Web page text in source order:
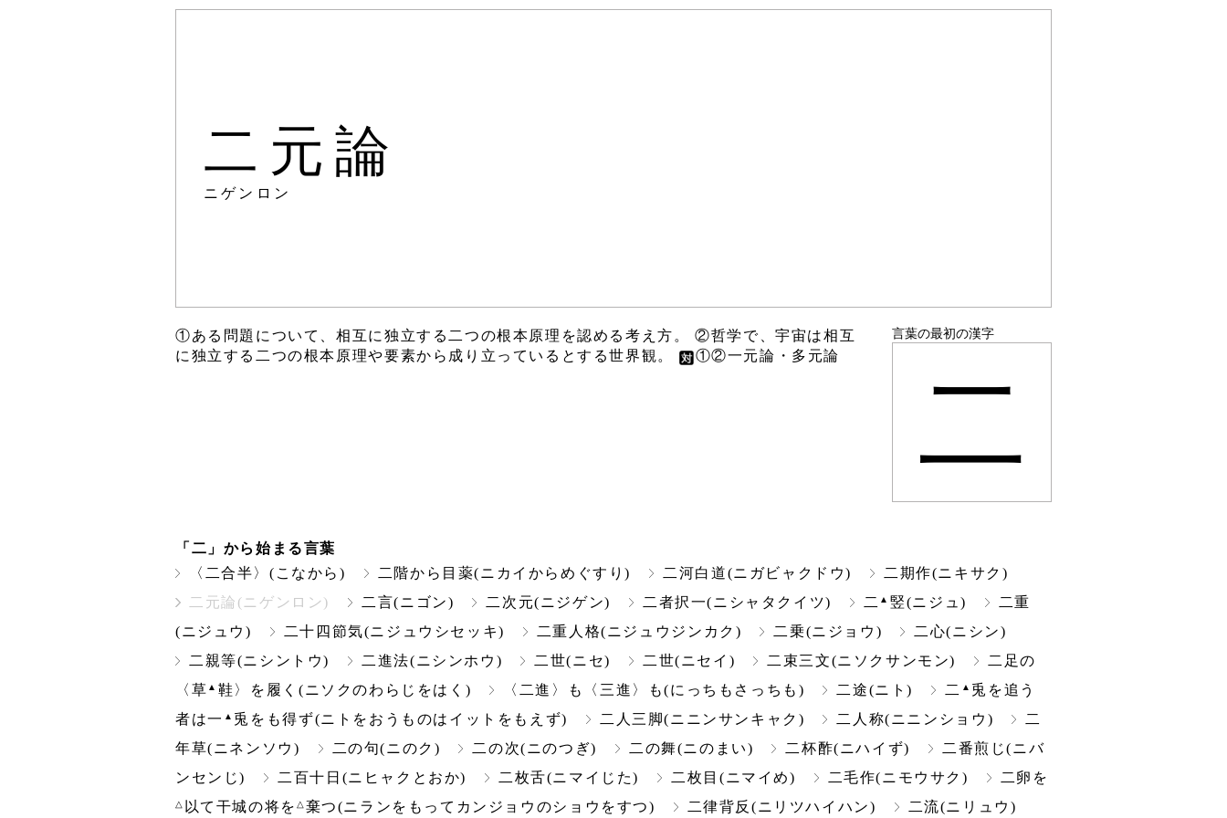
二元論
ニゲンロン
①ある問題について、相互に独立する二つの根本原理を認める考え方。 ②哲学で、宇宙は相互
に独立する二つの根本原理や要素から成り立っているとする世界観。
①②一元論・多元論
言葉の最初の漢字
二
「二」から始まる言葉
〈二合半〉(こなから)
二階から目薬(ニカイからめぐすり) 二河白道(ニガビャクドウ)
二期作(ニキサク)
二元論(ニゲンロン)
二言(ニゴン) 二次元(ニジゲン) 二者択一(ニシャタクイツ) 二 ▲竪(ニジュ)
二重
(ニジュウ)
二十四節気(ニジュウシセッキ) 二重人格(ニジュウジンカク) 二乗(ニジョウ)
二心(ニシン)
二親等(ニシントウ)
二進法(ニシンホウ) 二世(ニセ) 二世(ニセイ) 二束三文(ニソクサンモン)
二足の
〈草 ▲ 鞋〉を履く(ニソクのわらじをはく) 〈二進〉も〈三進〉も(にっちもさっちも) 二途(ニト) 二 ▲ 兎を追う
者は一 ▲ 兎をも得ず(ニトをおうものはイットをもえず) 二人三脚(ニニンサンキャク) 二人称(ニニンショウ)
二
年草(ニネンソウ)
二の句(ニのク) 二の次(ニのつぎ) 二の舞(ニのまい) 二杯酢(ニハイず)
二番煎じ(ニバ
ンセンじ)
二百十日(ニヒャクとおか) 二枚舌(ニマイじた) 二枚目(ニマイめ) 二毛作(ニモウサク) 二卵を
△ 以て干城の将を △ 棄つ(ニランをもってカンジョウのショウをすつ) 二律背反(ニリツハイハン) 二流(ニリュウ)